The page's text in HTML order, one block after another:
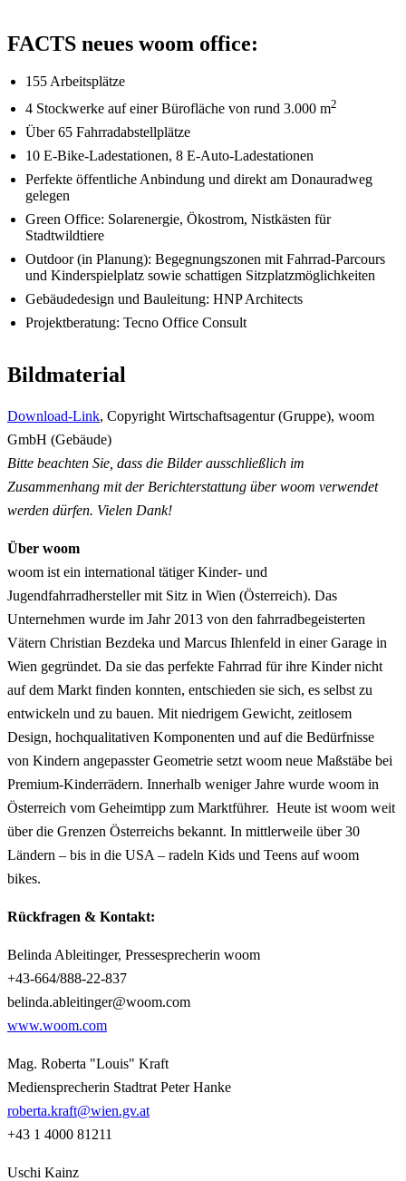
FACTS neues woom office:
155 Arbeitsplätze
4 Stockwerke auf einer Bürofläche von rund 3.000 m2
Über 65 Fahrradabstellplätze
10 E-Bike-Ladestationen, 8 E-Auto-Ladestationen
Perfekte öffentliche Anbindung und direkt am Donauradweg
gelegen
Green Office: Solarenergie, Ökostrom, Nistkästen für
Stadtwildtiere
Outdoor (in Planung): Begegnungszonen mit Fahrrad-Parcours
und Kinderspielplatz sowie schattigen Sitzplatzmöglichkeiten
Gebäudedesign und Bauleitung: HNP Architects
Projektberatung: Tecno Office Consult
Bildmaterial
Download-Link, Copyright Wirtschaftsagentur (Gruppe), woom
GmbH (Gebäude)
Bitte beachten Sie, dass die Bilder ausschließlich im
Zusammenhang mit der Berichterstattung über woom verwendet
werden dürfen. Vielen Dank!
Über woom
woom ist ein international tätiger Kinder- und
Jugendfahrradhersteller mit Sitz in Wien (Österreich). Das
Unternehmen wurde im Jahr 2013 von den fahrradbegeisterten
Vätern Christian Bezdeka und Marcus Ihlenfeld in einer Garage in
Wien gegründet. Da sie das perfekte Fahrrad für ihre Kinder nicht
auf dem Markt finden konnten, entschieden sie sich, es selbst zu
entwickeln und zu bauen. Mit niedrigem Gewicht, zeitlosem
Design, hochqualitativen Komponenten und auf die Bedürfnisse
von Kindern angepasster Geometrie setzt woom neue Maßstäbe bei
Premium-Kinderrädern. Innerhalb weniger Jahre wurde woom in
Österreich vom Geheimtipp zum Marktführer. Heute ist woom weit
über die Grenzen Österreichs bekannt. In mittlerweile über 30
Ländern – bis in die USA – radeln Kids und Teens auf woom
bikes.
Rückfragen & Kontakt:
Belinda Ableitinger, Pressesprecherin woom
+43-664/888-22-837
belinda.ableitinger@woom.com
www.woom.com
Mag. Roberta "Louis" Kraft
Mediensprecherin Stadtrat Peter Hanke
roberta.kraft@wien.gv.at
+43 1 4000 81211
Uschi Kainz